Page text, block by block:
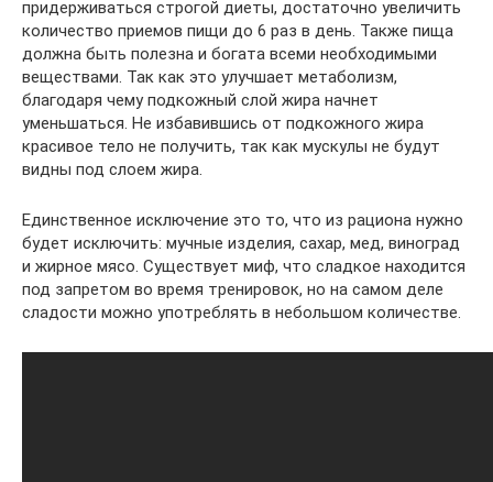
придерживаться строгой диеты, достаточно увеличить
количество приемов пищи до 6 раз в день. Также пища
должна быть полезна и богата всеми необходимыми
веществами. Так как это улучшает метаболизм,
благодаря чему подкожный слой жира начнет
уменьшаться. Не избавившись от подкожного жира
красивое тело не получить, так как мускулы не будут
видны под слоем жира.
Единственное исключение это то, что из рациона нужно
будет исключить: мучные изделия, сахар, мед, виноград
и жирное мясо. Существует миф, что сладкое находится
под запретом во время тренировок, но на самом деле
сладости можно употреблять в небольшом количестве.